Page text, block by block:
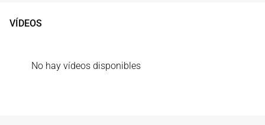
VÍDEOS
No hay vídeos disponibles